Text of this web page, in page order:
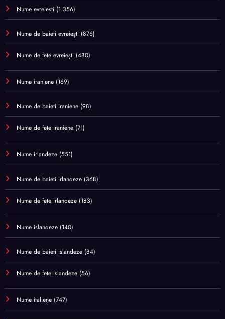
Nume evreiești (1.356)
Nume de baieti evreiești (876)
Nume de fete evreiești (480)
Nume iraniene (169)
Nume de baieti iraniene (98)
Nume de fete iraniene (71)
Nume irlandeze (551)
Nume de baieti irlandeze (368)
Nume de fete irlandeze (183)
Nume islandeze (140)
Nume de baieti islandeze (84)
Nume de fete islandeze (56)
Nume italiene (747)